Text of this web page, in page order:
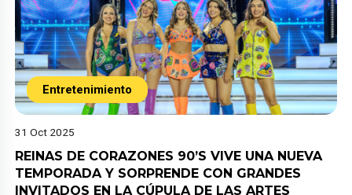
Entretenimiento
31 Oct 2025
REINAS DE CORAZONES 90’S VIVE UNA NUEVA
TEMPORADA Y SORPRENDE CON GRANDES
INVITADOS EN LA CÚPULA DE LAS ARTES